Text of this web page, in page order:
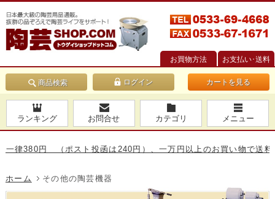
お買物方法 お支払い･送料
商品検索 カートを見る
ランキング お問合せ カテゴリ メニュー
円 （ポスト投函は240円）、一万円以上のお買い物で送料無料で
ホーム その他の陶芸機器